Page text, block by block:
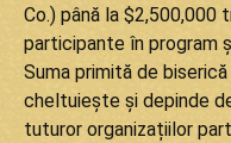
Co.) până la $2,500,000
participante în program
Suma primită de
cheltuiește și depinde
tuturor organizațiilor